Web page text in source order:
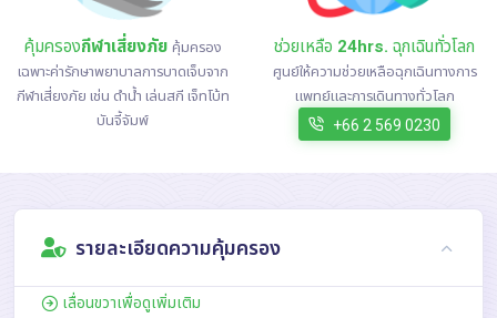
คุ้มครองกีฬาเสี่ยงภัย คุ้มครอง
เฉพาะค่ารักษาพยาบาลการบาดเจ็บจาก
กีฬาเสี่ยงภัย เช่น ดำน้ำ เล่นสกี เจ็ทโบ้ท
บันจี้จัมพ์
ช่วยเหลือ 24hrs. ฉุกเฉินทั่วโลก
ศูนย์ให้ความช่วยเหลือฉุกเฉินทางการ
แพทย์และการเดินทางทั่วโลก
+66 2 569 0230
รายละเอียดความคุ้มครอง
เลื่อนขวาเพื่อดูเพิ่มเติม